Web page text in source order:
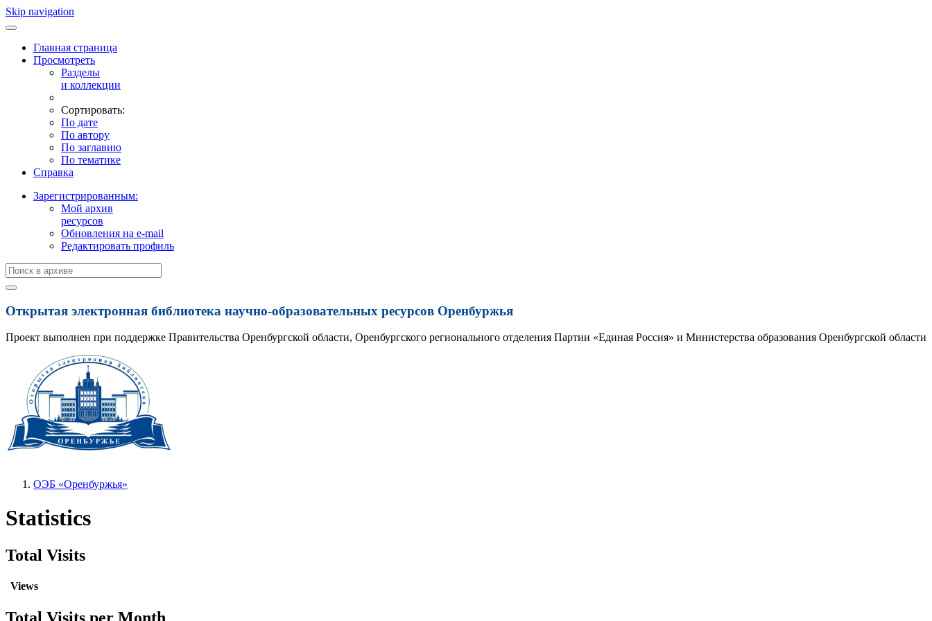
Skip navigation
Главная страница
Просмотреть
Разделы
и коллекции
Сортировать:
По дате
По автору
По заглавию
По тематике
Справка
Зарегистрированным:
Мой архив
ресурсов
Обновления на e-mail
Редактировать профиль
Открытая электронная библиотека научно-образовательных ресурсов Оренбуржья
Проект выполнен при поддержке Правительства Оренбургской области, Оренбургского регионального отделения Партии «Единая Россия» и Министерства образования Оренбургской области
ОЭБ «Оренбуржья»
Statistics
Total Visits
Views